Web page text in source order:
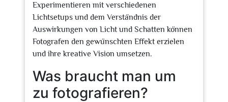
Experimentieren mit verschiedenen
Lichtsetups und dem Verständnis der
Auswirkungen von Licht und Schatten können
Fotografen den gewünschten Effekt erzielen
und ihre kreative Vision umsetzen.
Was braucht man um
zu fotografieren?